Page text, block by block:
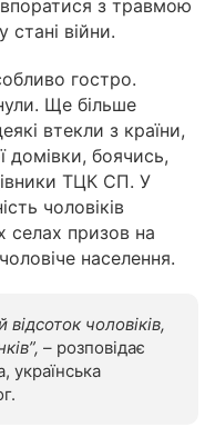
впоратися з травмою
стані війни.
гостро.
Ще більше
втекли з країни,
домівки, боячись,
ТЦК СП. У
чоловіків
селах призов на
населення.
чоловіків,
– розповідає
українська